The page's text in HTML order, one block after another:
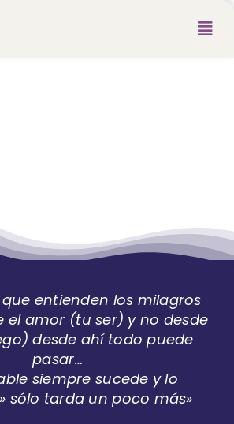
que entienden los milagros
el amor (tu ser) y no desde
desde ahí todo puede
pasar…
siempre sucede y lo
sólo tarda un poco más»